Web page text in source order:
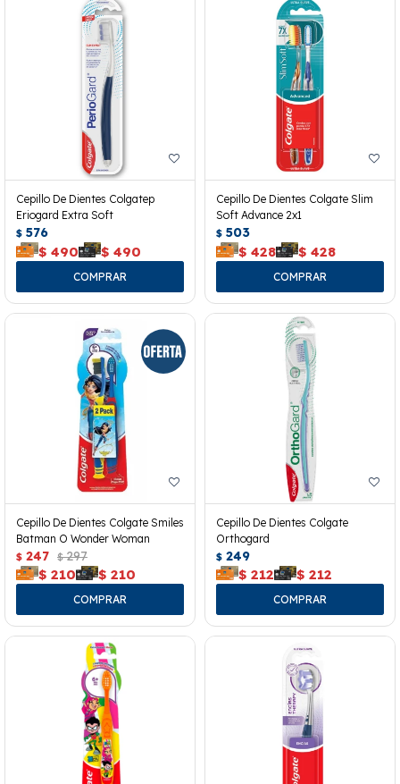
Cepillo De Dientes Colgatep
Eriogard Extra Soft
$ 576
$ 490 $ 490
Cepillo De Dientes Colgate Slim
Soft Advance 2x1
$ 503
$ 428 $ 428
Cepillo De Dientes Colgate Smiles
Batman O Wonder Woman
$ 247 $ 297
$ 210 $ 210
Cepillo De Dientes Colgate
Orthogard
$ 249
$ 212 $ 212